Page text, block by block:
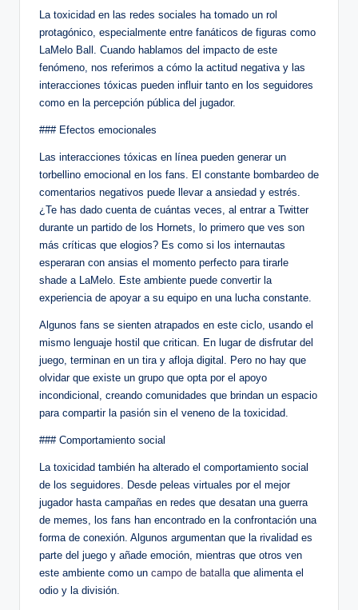
La ‍toxicidad en las redes sociales ha tomado un rol
protagónico, especialmente entre fanáticos de figuras⁢ como
LaMelo Ball. Cuando hablamos⁤ del impacto de este
fenómeno, nos referimos a⁤ cómo ⁣la actitud⁢ negativa y las
interacciones tóxicas pueden influir tanto en los seguidores
como ‌en la percepción pública del⁤ jugador.
### Efectos​ emocionales
Las interacciones tóxicas en ‍línea⁤ pueden ​generar un
torbellino⁢ emocional en los⁤ fans. El constante bombardeo de
comentarios negativos puede llevar a ansiedad⁣ y estrés.
¿Te has dado cuenta de cuántas ⁢veces, al entrar a Twitter
durante⁢ un ‍partido de los Hornets, lo primero que ves son‍
más críticas que​ elogios? Es ‌como si ⁢los internautas⁣
esperaran‍ con ansias el​ momento perfecto para tirarle
shade⁣ a⁤ LaMelo. Este ambiente puede convertir la
experiencia de apoyar a su equipo en una lucha constante.
Algunos fans se sienten atrapados en ⁢este‌ ciclo, ⁣usando⁤ el
mismo lenguaje hostil que critican. En lugar de disfrutar del
juego, terminan en un tira y afloja digital. Pero no hay ‍que
olvidar que existe un grupo ⁤que opta por el ‍apoyo
incondicional, creando comunidades que brindan un ‌espacio
para ‍compartir la pasión sin el‌ veneno de ⁣la toxicidad.
### ‍Comportamiento social
La toxicidad también ha alterado el comportamiento​ social
de los ⁤seguidores. Desde peleas virtuales por el mejor
jugador hasta campañas en redes que desatan ‍una guerra
de memes, los fans han encontrado ⁢en la confrontación ⁤una
forma de conexión. Algunos ⁢argumentan que la rivalidad es
parte del⁣ juego y añade emoción, mientras que otros ven
este ambiente como un​ campo de batalla que alimenta el
odio y la división.